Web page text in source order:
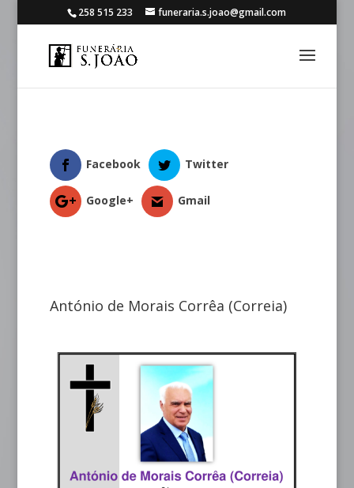
258 515 233 funeraria.s.joao@gmail.com
Facebook Twitter
Google+ Gmail
António de Morais Corrêa (Correia)